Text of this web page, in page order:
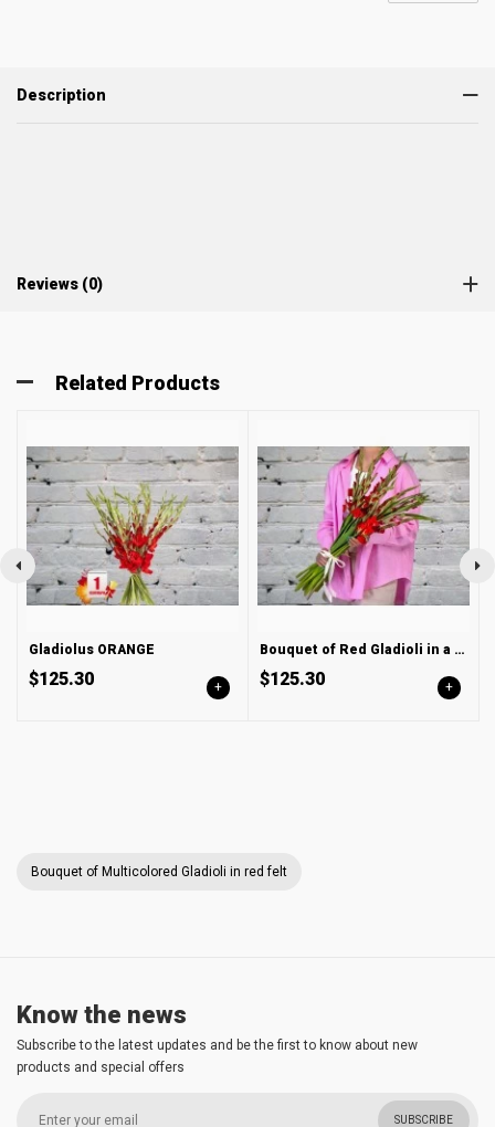
Description
Reviews (0)
Related Products
Gladiolus ORANGE
$125.30 +
Bouquet of Red Gladioli in a Satin ribbon
$125.30 +
Bouquet of Multicolored Gladioli in red felt
Know the news
Subscribe to the latest updates and be the first to know about new
products and special offers
SUBSCRIBE